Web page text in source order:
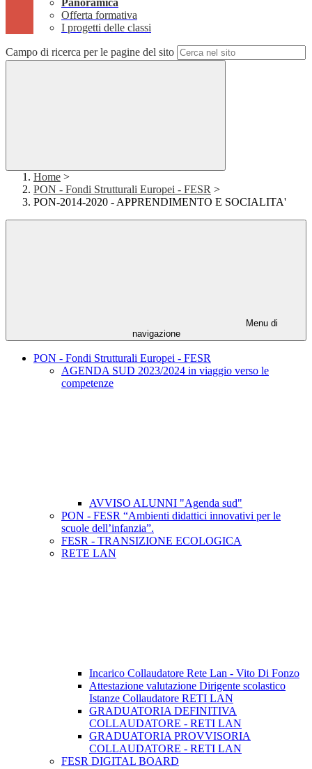
Panoramica
Offerta formativa
I progetti delle classi
Campo di ricerca per le pagine del sito
Home >
PON - Fondi Strutturali Europei - FESR >
PON-2014-2020 - APPRENDIMENTO E SOCIALITA'
Menu di
navigazione
PON - Fondi Strutturali Europei - FESR
AGENDA SUD 2023/2024 in viaggio verso le
competenze
AVVISO ALUNNI "Agenda sud"
PON - FESR “Ambienti didattici innovativi per le
scuole dell’infanzia”.
FESR - TRANSIZIONE ECOLOGICA
RETE LAN
Incarico Collaudatore Rete Lan - Vito Di Fonzo
Attestazione valutazione Dirigente scolastico
Istanze Collaudatore RETI LAN
GRADUATORIA DEFINITIVA
COLLAUDATORE - RETI LAN
GRADUATORIA PROVVISORIA
COLLAUDATORE - RETI LAN
FESR DIGITAL BOARD